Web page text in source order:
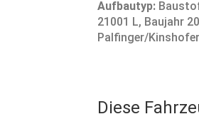
Aufbautyp:
21001 L, Baujahr
Palfinger/
Diese